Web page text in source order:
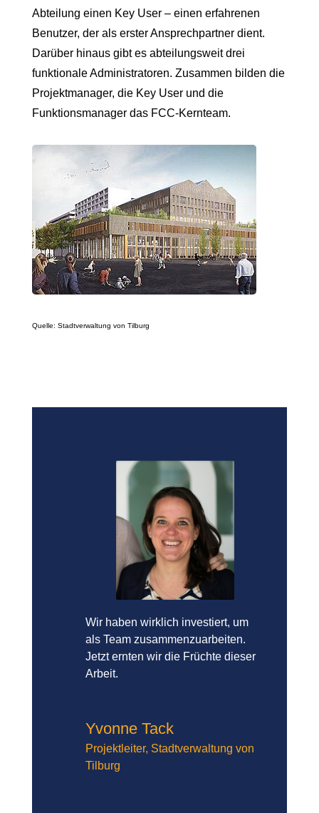
Abteilung einen Key User – einen erfahrenen
Benutzer, der als erster Ansprechpartner dient.
Darüber hinaus gibt es abteilungsweit drei
funktionale Administratoren. Zusammen bilden die
Projektmanager, die Key User und die
Funktionsmanager das FCC-Kernteam.
Quelle: Stadtverwaltung von Tilburg
Wir haben wirklich investiert, um
als Team zusammenzuarbeiten.
Jetzt ernten wir die Früchte dieser
Arbeit.
Yvonne Tack
Projektleiter, Stadtverwaltung von
Tilburg